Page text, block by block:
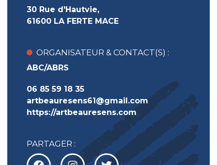
30 Rue d'Hautvie,
61600 LA FERTE MACE
ORGANISATEUR & CONTACT(S) :
ABC/ABRS
06 85 59 18 35
artbeauresens61@gmail.com
https://artbeauresens.com
PARTAGER :